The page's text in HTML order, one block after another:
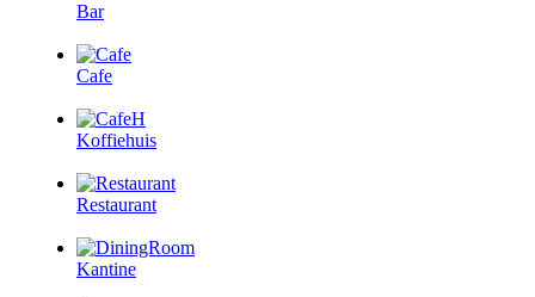
Bar
Cafe
Koffiehuis
Restaurant
Kantine